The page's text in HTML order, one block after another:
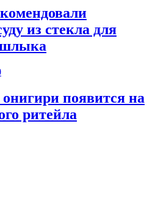
из стекла для
появится на
ритейла